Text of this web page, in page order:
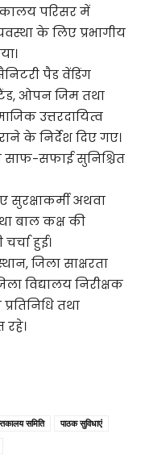
परिसर में
के लिए प्रभागीय
पैड वेंडिंग
ओपन जिम तथा
उत्तरदायित्व
के निर्देश दिए गए।
सफाई सुनिश्चित
अथवा
बाल कक्ष की
हुई।
जिला साक्षरता
विद्यालय निरीक्षक
तथा
समिति
पाठक सुविधाएं